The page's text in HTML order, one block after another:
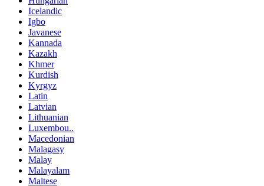
Icelandic
Igbo
Javanese
Kannada
Kazakh
Khmer
Kurdish
Kyrgyz
Latin
Latvian
Lithuanian
Luxembou..
Macedonian
Malagasy
Malay
Malayalam
Maltese